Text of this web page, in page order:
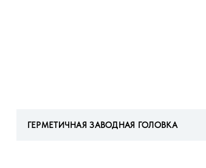
ГЕРМЕТИЧНАЯ ЗАВОДНАЯ ГОЛОВКА